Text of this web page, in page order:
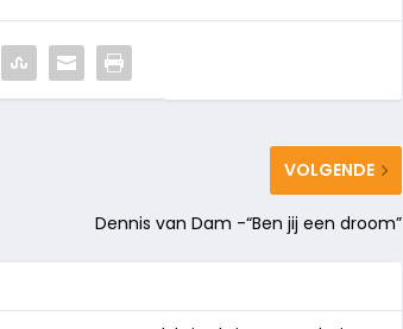
VOLGENDE
Dennis van Dam -“Ben jij een droom”